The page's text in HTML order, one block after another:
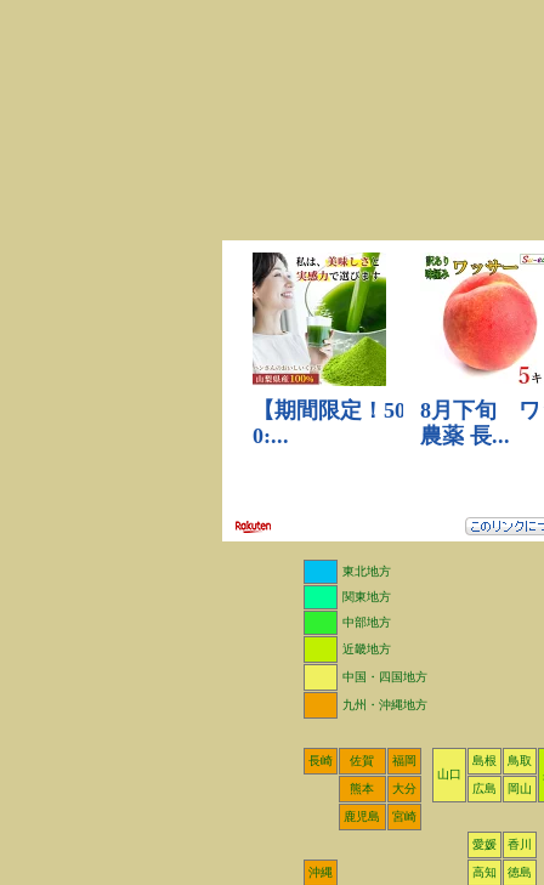
東北地方
関東地方
中部地方
近畿地方
中国・四国地方
九州・沖縄地方
長崎 佐賀
福岡
山口
島根
鳥取
熊本
大分 広島 岡山
鹿児島 宮崎
愛媛 香川
沖縄 高知 徳島